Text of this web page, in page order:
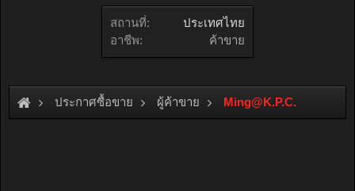
สถานที่:
ประเทศไทย
อาชีพ:
ค้าขาย
ประกาศซื้อขาย ผู้ค้าขาย Ming@K.P.C.